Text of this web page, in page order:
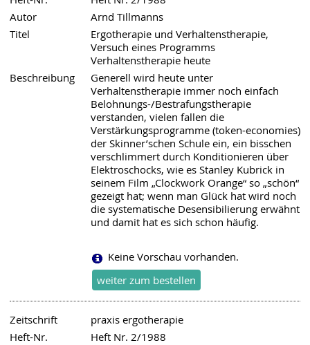
Autor
Arnd Tillmanns
Titel
Ergotherapie und Verhaltenstherapie,
Versuch eines Programms
Verhaltenstherapie heute
Beschreibung
Generell wird heute unter
Verhaltenstherapie immer noch einfach
Belohnungs-/Bestrafungstherapie
verstanden, vielen fallen die
Verstärkungsprogramme (token-economies)
der Skinner’schen Schule ein, ein bisschen
verschlimmert durch Konditionieren über
Elektroschocks, wie es Stanley Kubrick in
seinem Film „Clockwork Orange“ so „schön“
gezeigt hat; wenn man Glück hat wird noch
die systematische Desensibilierung erwähnt
und damit hat es sich schon häufig.
Keine Vorschau vorhanden.
Zeitschrift
praxis ergotherapie
Heft-Nr.
Heft Nr. 2/1988